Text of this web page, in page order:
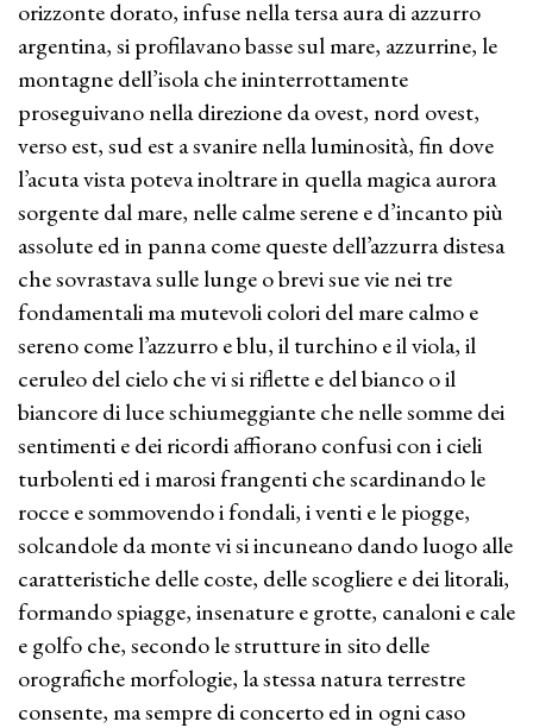
orizzonte dorato, infuse nella tersa aura di azzurro
argentina, si profilavano basse sul mare, azzurrine, le
montagne dell’isola che ininterrottamente
proseguivano nella direzione da ovest, nord ovest,
verso est, sud est a svanire nella luminosità, fin dove
l’acuta vista poteva inoltrare in quella magica aurora
sorgente dal mare, nelle calme serene e d’incanto più
assolute ed in panna come queste dell’azzurra distesa
che sovrastava sulle lunge o brevi sue vie nei tre
fondamentali ma mutevoli colori del mare calmo e
sereno come l’azzurro e blu, il turchino e il viola, il
ceruleo del cielo che vi si riflette e del bianco o il
biancore di luce schiumeggiante che nelle somme dei
sentimenti e dei ricordi affiorano confusi con i cieli
turbolenti ed i marosi frangenti che scardinando le
rocce e sommovendo i fondali, i venti e le piogge,
solcandole da monte vi si incuneano dando luogo alle
caratteristiche delle coste, delle scogliere e dei litorali,
formando spiagge, insenature e grotte, canaloni e cale
e golfo che, secondo le strutture in sito delle
orografiche morfologie, la stessa natura terrestre
consente, ma sempre di concerto ed in ogni caso